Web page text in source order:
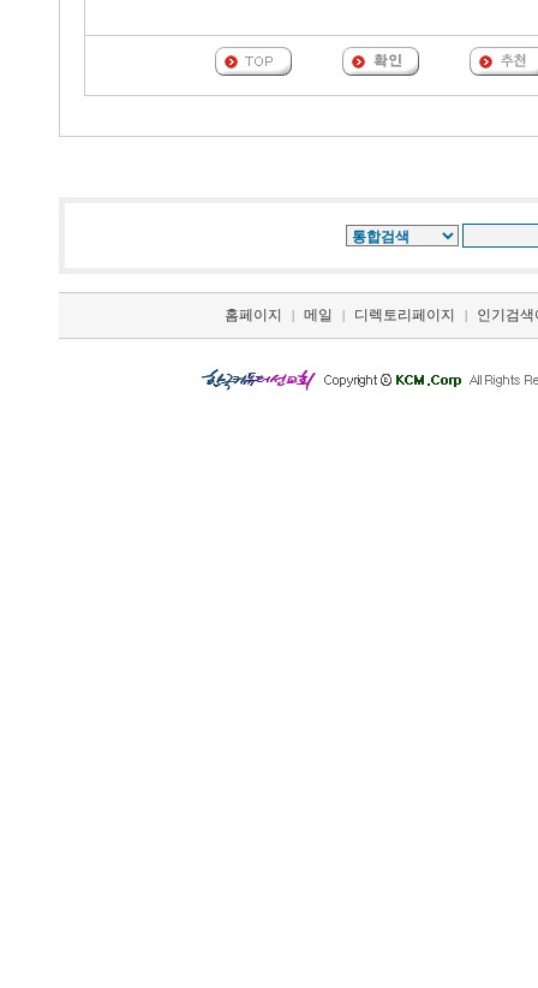
홈페이지 | 메일 | 디렉토리페이지 | 인기검색